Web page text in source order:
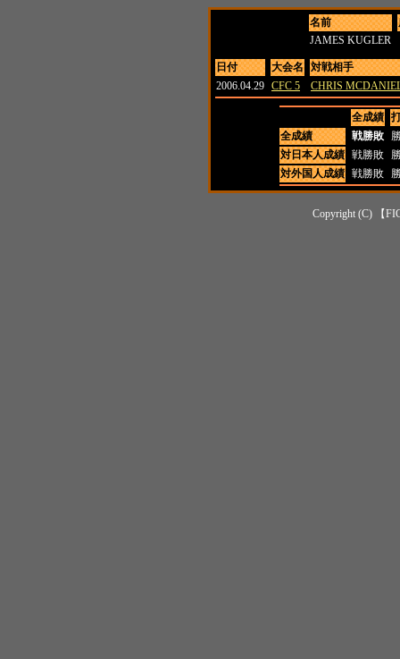
名前
JAMES KUGLER
日付 大会名 対戦相手
2006.04.29 CFC 5 CHRIS
全成績
全成績
戦勝敗
対日本人成績
戦勝敗
対外国人成績
戦勝敗
Copyright (C) 【